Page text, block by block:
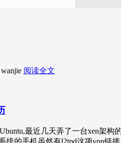
wanjie 阅读全文
最近几天弄了一台xen架
统的手机虽然有l2tpd这项vpn